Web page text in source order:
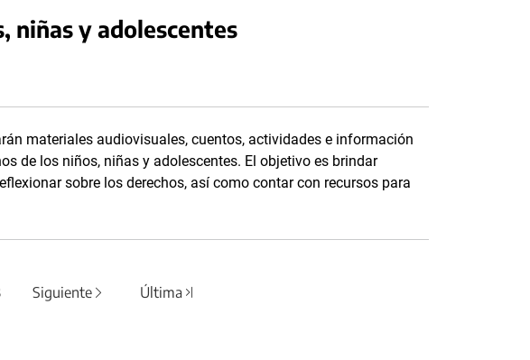
niñas y adolescentes
materiales audiovisuales, cuentos, actividades e información
de los niños, niñas y adolescentes. El objetivo es brindar
sobre los derechos, así como contar con recursos para
Siguiente Última